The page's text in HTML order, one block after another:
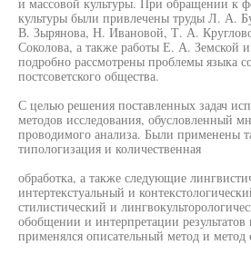
культуры были привлечены труды Л. А.
В. Зырянова, Н. Ивановой, Т. А.
Соколова, а также работы Е. А. Земской
подробно рассмотрены проблемы языка
постсоветского общества.
С целью решения поставленных задач
методов исследования, обусловленный
проводимого анализа. Были применены
типологизация и количественная
обработка, а также следующие
интертекстуальный и
стилистический и
обобщении и интерпретации результатов
применялся описательный метод и метод